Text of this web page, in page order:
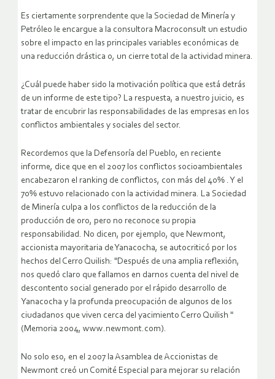
Es ciertamente sorprendente que la Sociedad de Minería y
Petróleo le encargue a la consultora Macroconsult un estudio
sobre el impacto en las principales variables económicas de
una reducción drástica o, un cierre total de la actividad minera.
¿Cuál puede haber sido la motivación política que está detrás
de un informe de este tipo? La respuesta, a nuestro juicio, es
tratar de encubrir las responsabilidades de las empresas en los
conflictos ambientales y sociales del sector.
Recordemos que la Defensoría del Pueblo, en reciente
informe, dice que en el 2007 los conflictos socioambientales
encabezaron el ranking de conflictos, con más del 40% . Y el
70% estuvo relacionado con la actividad minera. La Sociedad
de Minería culpa a los conflictos de la reducción de la
producción de oro, pero no reconoce su propia
responsabilidad. No dicen, por ejemplo, que Newmont,
accionista mayoritaria de Yanacocha, se autocriticó por los
hechos del Cerro Quilish: "Después de una amplia reflexión,
nos quedó claro que fallamos en darnos cuenta del nivel de
descontento social generado por el rápido desarrollo de
Yanacocha y la profunda preocupación de algunos de los
ciudadanos que viven cerca del yacimiento Cerro Quilish "
(Memoria 2004, www.newmont.com).
No solo eso, en el 2007 la Asamblea de Accionistas de
Newmont creó un Comité Especial para mejorar su relación